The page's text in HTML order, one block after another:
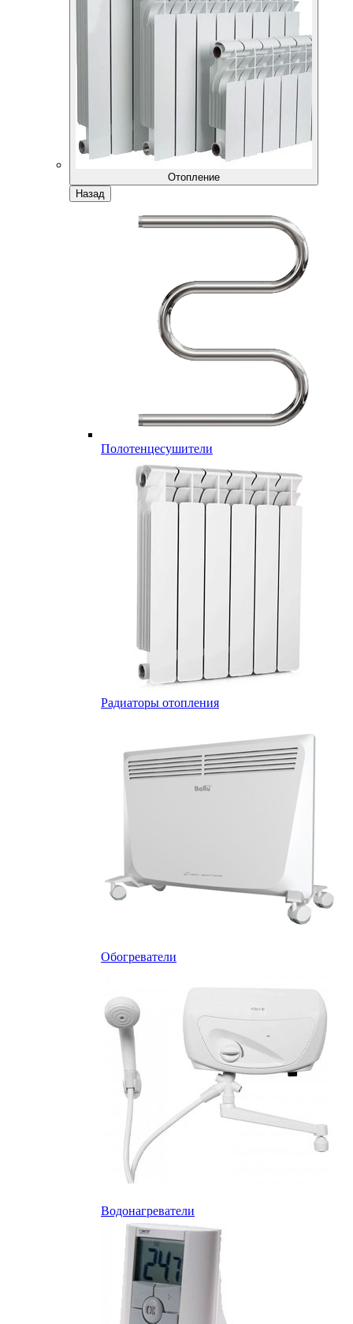
Отопление
Назад
Полотенцесушители
Радиаторы отопления
Обогреватели
Водонагреватели